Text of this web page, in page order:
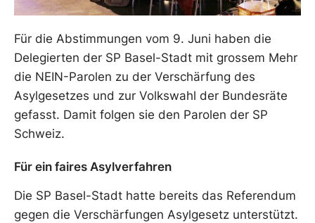
Für die Abstimmungen vom 9. Juni haben die
Delegierten der SP Basel-Stadt mit grossem Mehr
die NEIN-Parolen zu der Verschärfung des
Asylgesetzes und zur Volkswahl der Bundesräte
gefasst. Damit folgen sie den Parolen der SP
Schweiz.
Für ein faires Asylverfahren
Die SP Basel-Stadt hatte bereits das Referendum
gegen die Verschärfungen Asylgesetz unterstützt.